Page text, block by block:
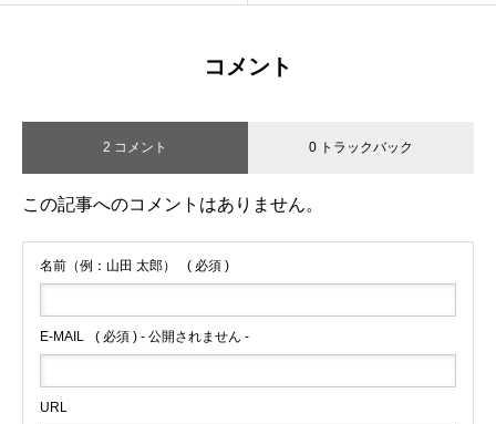
コメント
2 コメント 0 トラックバック
この記事へのコメントはありません。
名前（例：山田 太郎） ( 必須 )
E-MAIL ( 必須 ) - 公開されません -
URL